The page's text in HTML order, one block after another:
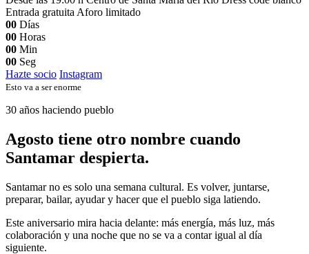
Entrada gratuita Aforo limitado
00 Días
00 Horas
00 Min
00 Seg
Hazte socio Instagram
Esto va a ser enorme
30 años haciendo pueblo
Agosto tiene otro nombre cuando
Santamar despierta.
Santamar no es solo una semana cultural. Es volver, juntarse,
preparar, bailar, ayudar y hacer que el pueblo siga latiendo.
Este aniversario mira hacia delante: más energía, más luz, más
colaboración y una noche que no se va a contar igual al día
siguiente.